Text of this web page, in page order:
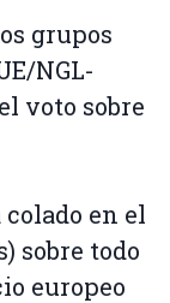
grupos
NGL-
voto sobre
en el
sobre todo
europeo